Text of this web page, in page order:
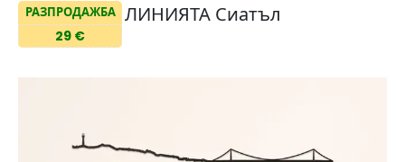
РАЗПРОДАЖБА
29 €
ЛИНИЯТА Сиатъл